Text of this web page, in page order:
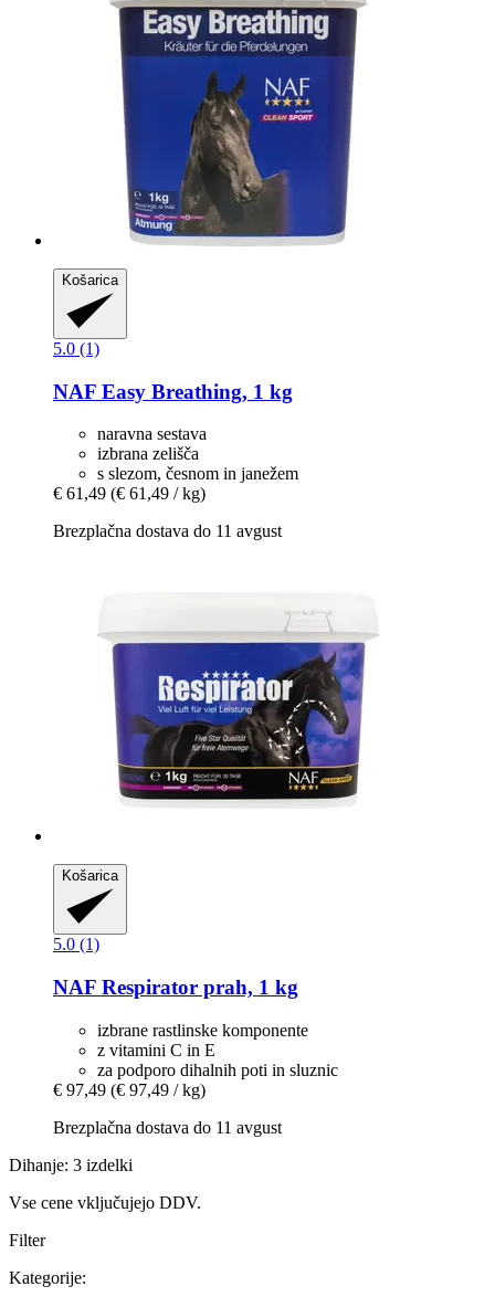
Košarica
5.0 (1)
NAF Easy Breathing, 1 kg
naravna sestava
izbrana zelišča
s slezom, česnom in janežem
€ 61,49 (€ 61,49 / kg)
Brezplačna dostava do 11 avgust
Košarica
5.0 (1)
NAF Respirator prah, 1 kg
izbrane rastlinske komponente
z vitamini C in E
za podporo dihalnih poti in sluznic
€ 97,49 (€ 97,49 / kg)
Brezplačna dostava do 11 avgust
Dihanje: 3 izdelki
Vse cene vključujejo DDV.
Filter
Kategorije: